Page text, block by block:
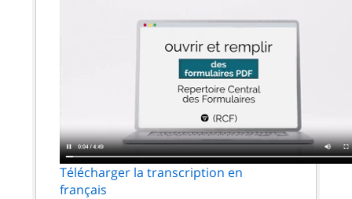
Télécharger la transcription en
français